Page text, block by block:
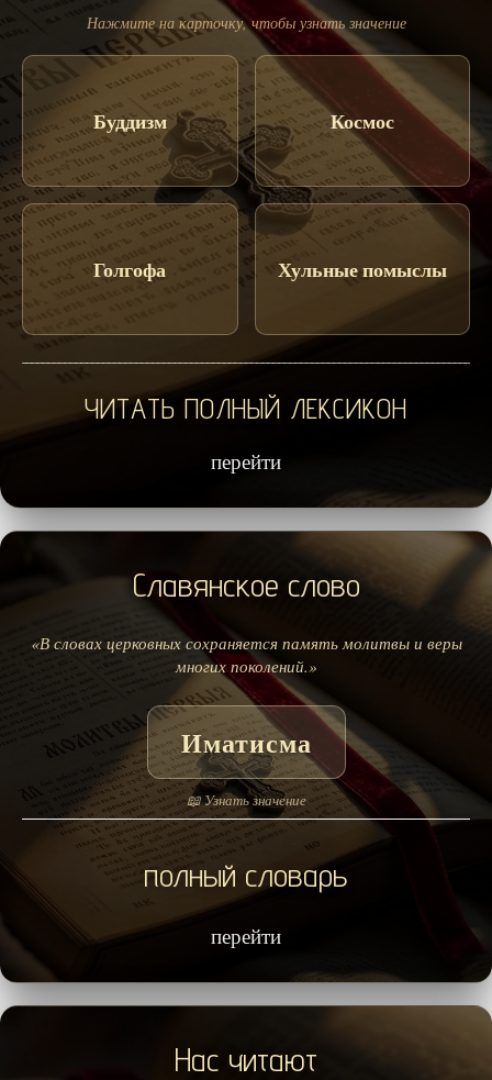
Нажмите на карточку, чтобы узнать значение
Буддизм Космос
Голгофа Хульные помыслы
ЧИТАТЬ ПОЛНЫЙ ЛЕКСИКОН
перейти
Славянское слово
«В словах церковных сохраняется память молитвы и веры
многих поколений.»
Иматисма
📖 Узнать значение
полный словарь
перейти
Нас читают